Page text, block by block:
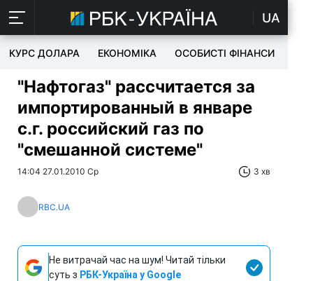
UA
КУРС ДОЛАРА ЕКОНОМІКА ОСОБИСТІ ФІНАНСИ
"Нафтогаз" рассчитается за
импортированный в январе
с.г. российский газ по
"смешанной системе"
14:04 27.01.2010 Ср 3 хв
RBC.UA
Не витрачай час на шум! Читай тільки
суть з РБК-Україна у Google